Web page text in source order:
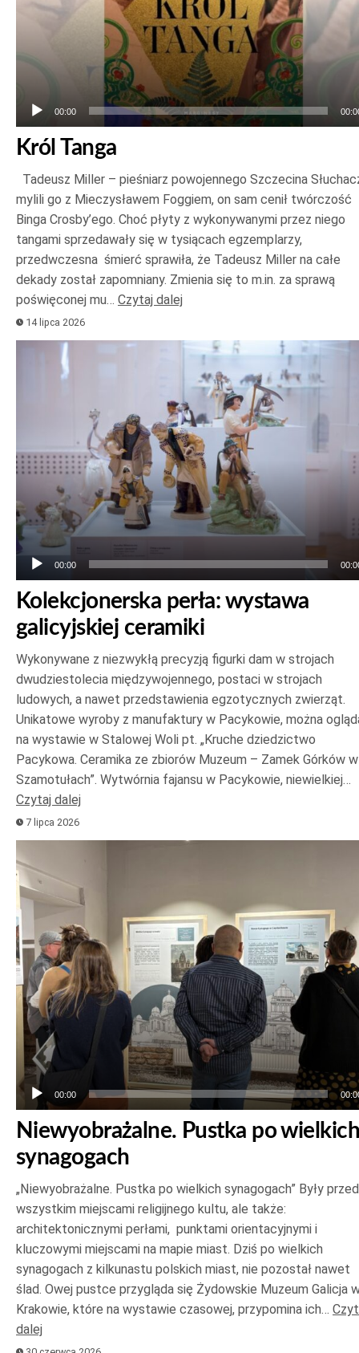
00:00
Król Tanga
Tadeusz Miller – pieśniarz powojennego Szczecina
mylili go z Mieczysławem Foggiem, on sam cenił twórczość
Binga Crosby’ego. Choć płyty z wykonywanymi przez niego
tangami sprzedawały się w tysiącach egzemplarzy,
przedwczesna śmierć sprawiła, że Tadeusz Miller na całe
dekady został zapomniany. Zmienia się to m.in. za sprawą
poświęconej mu… Czytaj dalej
14 lipca 2026
Odtwarzacz
00:00
Kolekcjonerska perła: wystawa
galicyjskiej ceramiki
Wykonywane z niezwykłą precyzją figurki dam w strojach
dwudziestolecia międzywojennego, postaci w strojach
ludowych, a nawet przedstawienia egzotycznych zwierząt.
Unikatowe wyroby z manufaktury w Pacykowie, można
na wystawie w Stalowej Woli pt. „Kruche dziedzictwo
Pacykowa. Ceramika ze zbiorów Muzeum – Zamek Górków w
Szamotułach”. Wytwórnia fajansu w Pacykowie, niewielkiej…
Czytaj dalej
7 lipca 2026
plików
dźwiękowych
00:00
Niewyobrażalne. Pustka po wielkich
synagogach
„Niewyobrażalne. Pustka po wielkich synagogach” Były
wszystkim miejscami religijnego kultu, ale także:
architektonicznymi perłami, punktami orientacyjnymi i
kluczowymi miejscami na mapie miast. Dziś po wielkich
synagogach z kilkunastu polskich miast, nie pozostał nawet
ślad. Owej pustce przygląda się Żydowskie Muzeum Galicja
Krakowie, które na wystawie czasowej, przypomina ich…
dalej